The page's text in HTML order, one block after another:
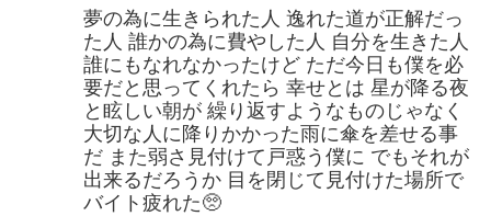
夢の為に生きられた人 逸れた道が正解だっ
た人 誰かの為に費やした人 自分を生きた人
誰にもなれなかったけど ただ今日も僕を必
要だと思ってくれたら 幸せとは 星が降る夜
と眩しい朝が 繰り返すようなものじゃなく
大切な人に降りかかった雨に傘を差せる事
だ また弱さ見付けて戸惑う僕に でもそれが
出来るだろうか 目を閉じて見付けた場所で
バイト疲れた🥺